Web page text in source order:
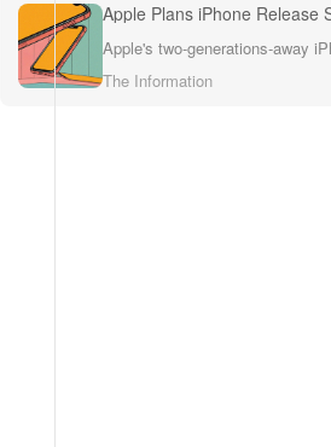
Apple Plans iPhone Release
The Information